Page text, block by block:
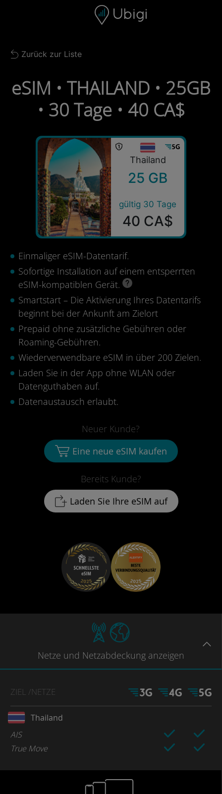
Navigationsleiste Fußzeile
Back to list
Zurück zur Liste
eSIM • THAILAND • 25GB
• 30 Tage • 40 CA$
Thailand
25 GB
gültig 30 Tage
40 CA$
Einmaliger eSIM-Datentarif.
Sofortige Installation auf einem entsperrten
eSIM-kompatiblen Gerät.
Smartstart – Die Aktivierung Ihres Datentarifs
beginnt bei der Ankunft am Zielort
Prepaid ohne zusätzliche Gebühren oder
Roaming-Gebühren.
Wiederverwendbare eSIM in über 200 Zielen.
Laden Sie in der App ohne WLAN oder
Datenguthaben auf.
Datenaustausch erlaubt.
Bereits Kunde?
Laden Sie Ihre eSIM auf
Neuer Kunde?
Eine neue eSIM kaufen
Netze und Netzabdeckung anzeigen
ZIEL /NETZE
Thailand
AIS
True Move